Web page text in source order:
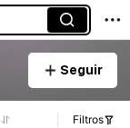
Seguir
Filtros